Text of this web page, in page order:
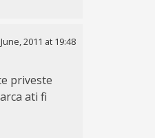
2011 at 19:48
priveste
ati fi